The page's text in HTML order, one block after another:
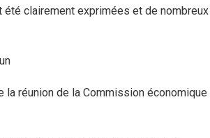
clairement exprimées et de nombreux
la réunion de la Commission économique